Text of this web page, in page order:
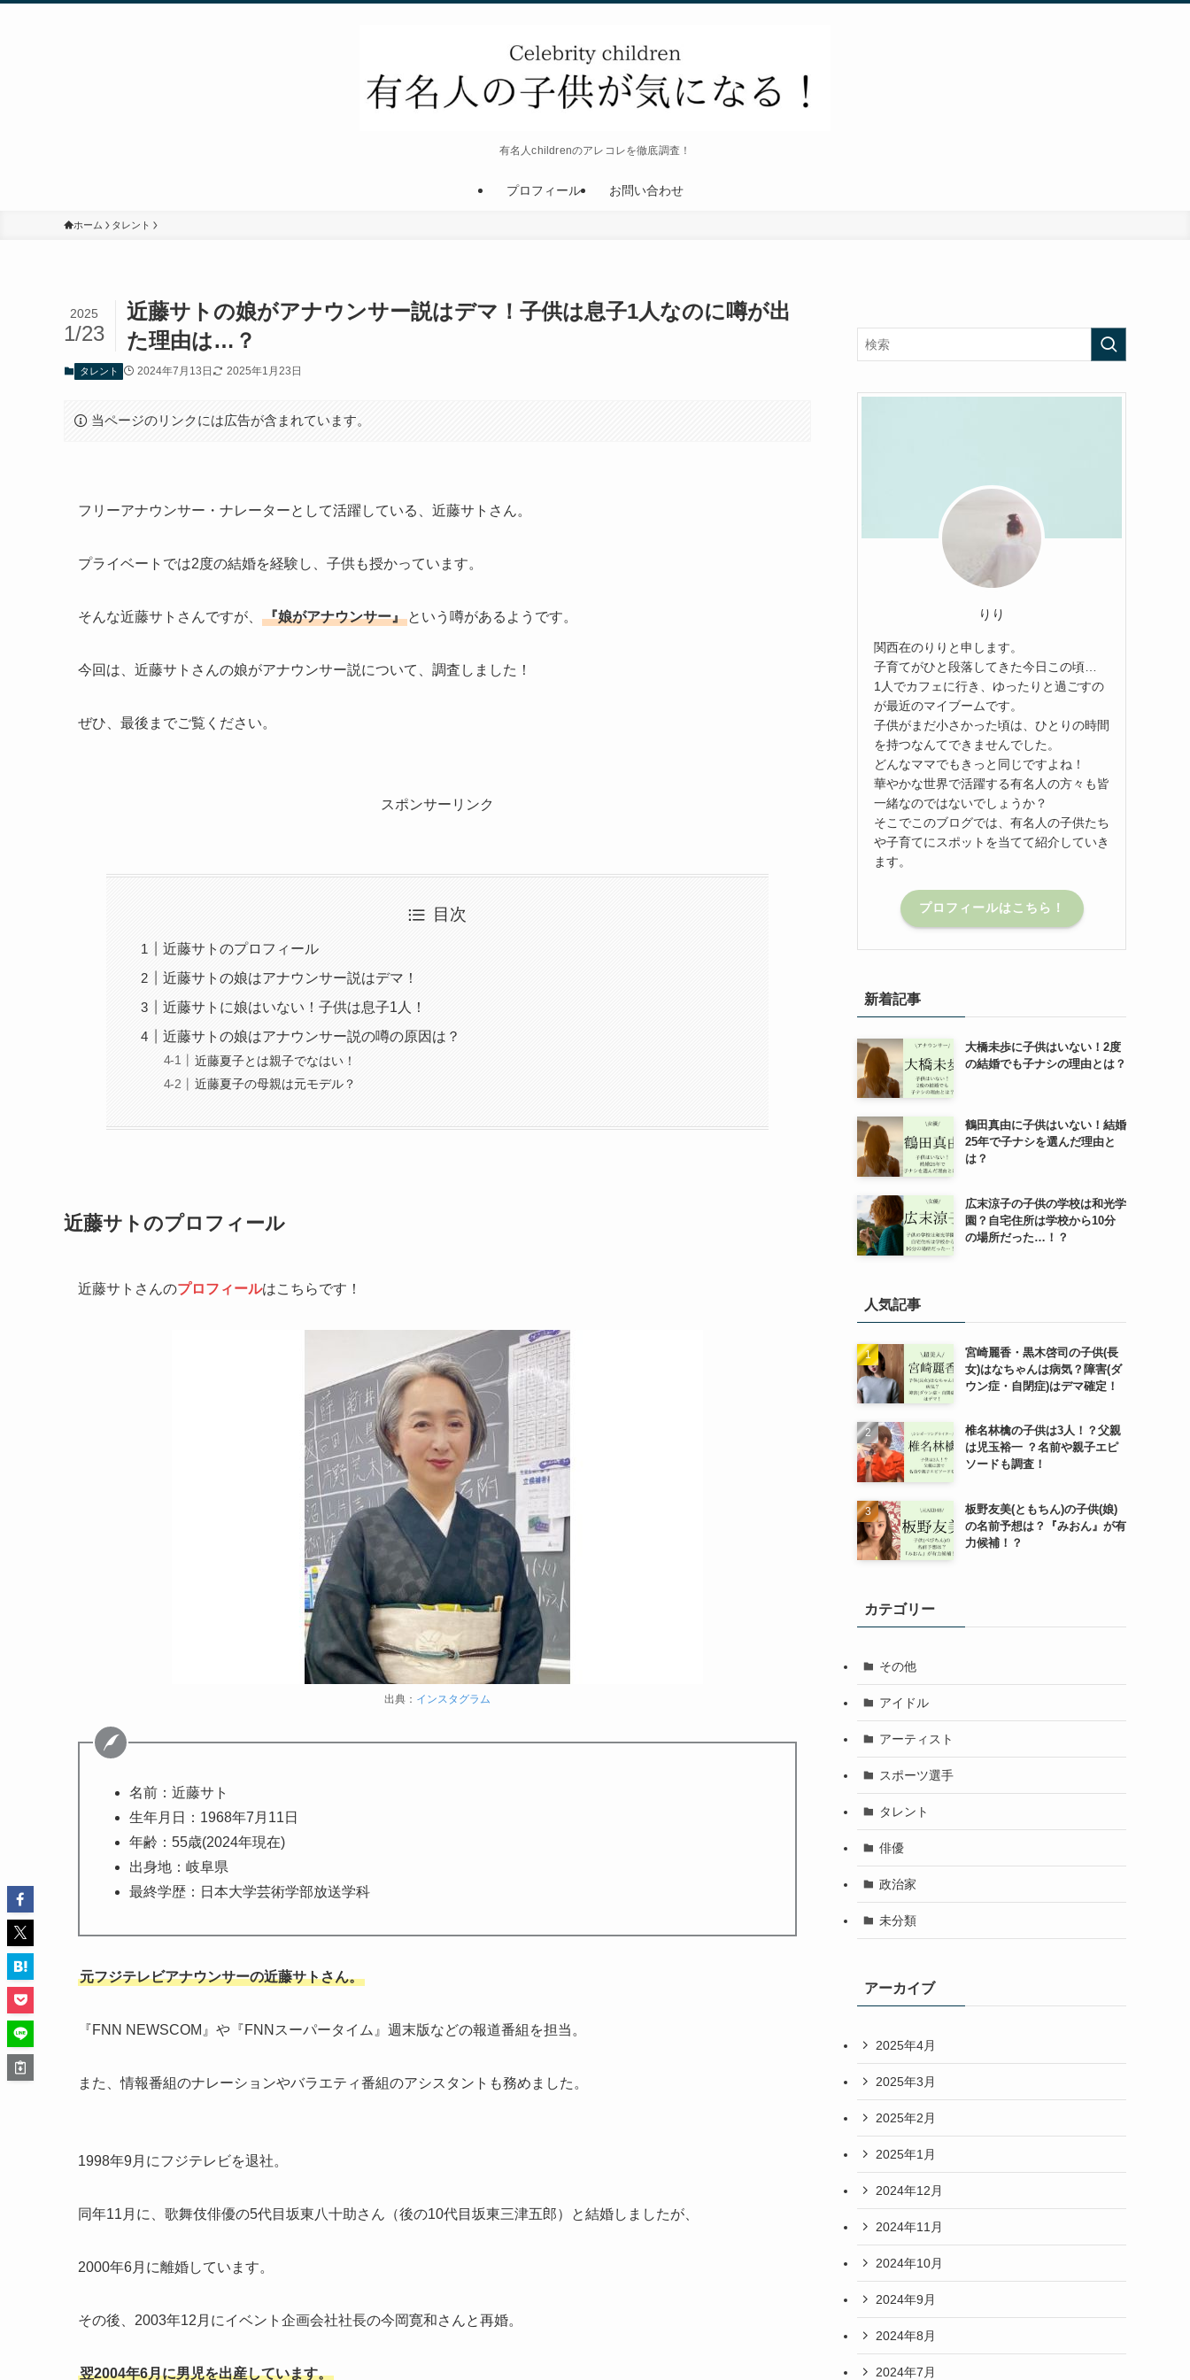
有名人childrenのアレコレを徹底調査！
プロフィール お問い合わせ
ホーム タレント
近藤サトの娘がアナウンサー説はデマ！子供は息子1人なのに噂が出
た理由は…？
2025
1/23
タレント 2024年7月13日 2025年1月23日
当ページのリンクには広告が含まれています。
フリーアナウンサー・ナレーターとして活躍している、近藤サトさん。
プライベートでは2度の結婚を経験し、子供も授かっています。
そんな近藤サトさんですが、 『娘がアナウンサー』 という噂があるようです。
今回は、近藤サトさんの娘がアナウンサー説について、調査しました！
ぜひ、最後までご覧ください。
スポンサーリンク
目次
近藤サトのプロフィール
近藤サトの娘はアナウンサー説はデマ！
近藤サトに娘はいない！子供は息子1人！
近藤サトの娘はアナウンサー説の噂の原因は？
近藤夏子とは親子でなはい！
近藤夏子の母親は元モデル？
近藤サトのプロフィール
近藤サトさんのプロフィールはこちらです！
出典： インスタグラム
名前：近藤サト
生年月日：1968年7月11日
年齢：55歳(2024年現在)
出身地：岐阜県
最終学歴：日本大学芸術学部放送学科
元フジテレビアナウンサーの近藤サトさん。
『FNN NEWSCOM』や『FNNスーパータイム』週末版などの報道番組を担当。
また、情報番組のナレーションやバラエティ番組のアシスタントも務めました。
1998年9月にフジテレビを退社。
同年11月に、歌舞伎俳優の5代目坂東八十助さん（後の10代目坂東三津五郎）と結婚しましたが、
2000年6月に離婚しています。
その後、2003年12月にイベント企画会社社長の今岡寛和さんと再婚。
翌2004年6月に男児を出産しています。
りり
関西在のりりと申します。
子育てがひと段落してきた今日この頃…
1人でカフェに行き、ゆったりと過ごすの
が最近のマイブームです。
子供がまだ小さかった頃は、ひとりの時間
を持つなんてできませんでした。
どんなママでもきっと同じですよね！
華やかな世界で活躍する有名人の方々も皆
一緒なのではないでしょうか？
そこでこのブログでは、有名人の子供たち
や子育てにスポットを当てて紹介していき
ます。
プロフィールはこちら！
新着記事
大橋未歩に子供はいない！2度
の結婚でも子ナシの理由とは？
鶴田真由に子供はいない！結婚
25年で子ナシを選んだ理由と
は？
広末涼子の子供の学校は和光学
園？自宅住所は学校から10分
の場所だった…！？
人気記事
宮崎麗香・黒木啓司の子供(長
女)はなちゃんは病気？障害(ダ
ウン症・自閉症)はデマ確定！
椎名林檎の子供は3人！？父親
は児玉裕一 ？名前や親子エピ
ソードも調査！
板野友美(ともちん)の子供(娘)
の名前予想は？『みおん』が有
力候補！？
カテゴリー
その他
アイドル
アーティスト
スポーツ選手
タレント
俳優
政治家
未分類
アーカイブ
2025年4月
2025年3月
2025年2月
2025年1月
2024年12月
2024年11月
2024年10月
2024年9月
2024年8月
2024年7月